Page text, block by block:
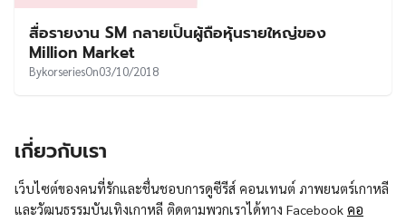
สื่อรายงาน SM กลายเป็นผู้ถือหุ้นรายใหญ่ของ
Million Market
BykorseriesOn03/10/2018
เกี่ยวกับเรา
เว็บไซต์ของคนที่รักและชื่นชอบการดูซีรีส์ คอนเทนต์ ภาพยนตร์เกาหลี
และวัฒนธรรมบันเทิงเกาหลี ติดตามพวกเราได้ทาง Facebook คอ